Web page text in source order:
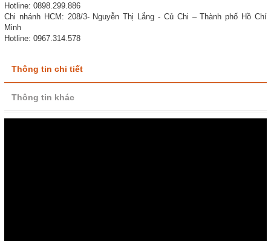
Hotline: 0898.299.886
Chi nhánh HCM: 208/3- Nguyễn Thị Lắng - Củ Chi – Thành phố Hồ Chí
Minh
Hotline: 0967.314.578
Thông tin chi tiết
Thông tin khác